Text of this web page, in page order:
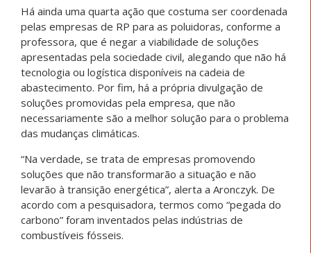
Há ainda uma quarta ação que costuma ser coordenada
pelas empresas de RP para as poluidoras, conforme a
professora, que é negar a viabilidade de soluções
apresentadas pela sociedade civil, alegando que não há
tecnologia ou logística disponíveis na cadeia de
abastecimento. Por fim, há a própria divulgação de
soluções promovidas pela empresa, que não
necessariamente são a melhor solução para o problema
das mudanças climáticas.
“Na verdade, se trata de empresas promovendo
soluções que não transformarão a situação e não
levarão à transição energética”, alerta a Aronczyk. De
acordo com a pesquisadora, termos como “pegada do
carbono” foram inventados pelas indústrias de
combustíveis fósseis.